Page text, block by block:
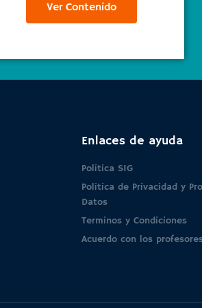
Ver Contenido
Enlaces de ayuda
Política SIG
Política de Privacidad y
Datos
Terminos y Condiciones
Acuerdo con los